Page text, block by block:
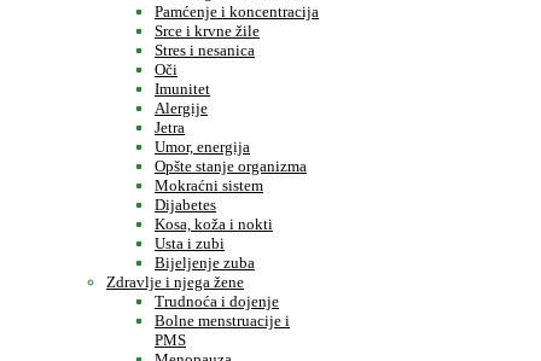
Pamćenje i koncentracija
Srce i krvne žile
Stres i nesanica
Oči
Imunitet
Alergije
Jetra
Umor, energija
Opšte stanje organizma
Mokraćni sistem
Dijabetes
Kosa, koža i nokti
Usta i zubi
Bijeljenje zuba
Zdravlje i njega žene
Trudnoća i dojenje
Bolne menstruacije i
PMS